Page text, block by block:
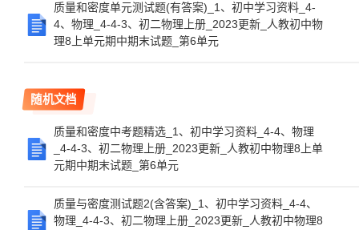
质量和密度单元测试题(有答案)_1、初中学习资料_4-
4、物理_4-4-3、初二物理上册_2023更新_人教初中物
理8上单元期中期末试题_第6单元
随机文档
质量和密度中考题精选_1、初中学习资料_4-4、物理
_4-4-3、初二物理上册_2023更新_人教初中物理8上单
元期中期末试题_第6单元
质量与密度测试题2(含答案)_1、初中学习资料_4-4、
物理_4-4-3、初二物理上册_2023更新_人教初中物理8